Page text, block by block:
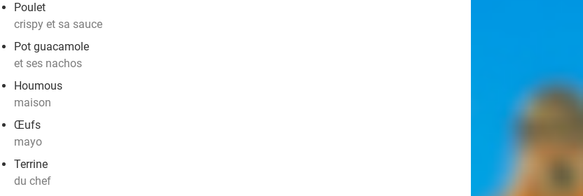
Poulet
crispy et sa sauce
Pot guacamole
et ses nachos
Houmous
maison
Œufs
mayo
Terrine
du chef